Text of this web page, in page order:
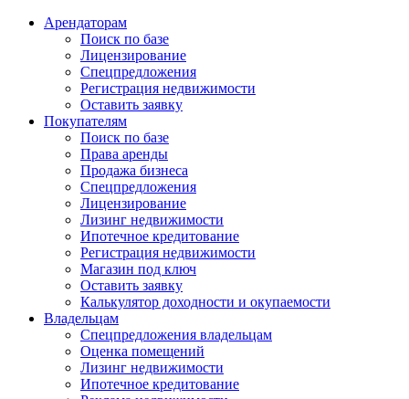
Арендаторам
Поиск по базе
Лицензирование
Спецпредложения
Регистрация недвижимости
Оставить заявку
Покупателям
Поиск по базе
Права аренды
Продажа бизнеса
Спецпредложения
Лицензирование
Лизинг недвижимости
Ипотечное кредитование
Регистрация недвижимости
Магазин под ключ
Оставить заявку
Калькулятор доходности и окупаемости
Владельцам
Спецпредложения владельцам
Оценка помещений
Лизинг недвижимости
Ипотечное кредитование